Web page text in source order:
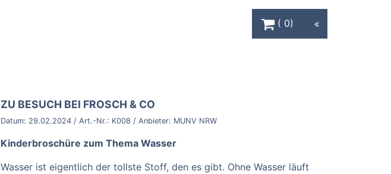
0
BROSCHÜRE:
ZU BESUCH BEI FROSCH & CO
Datum: 29.02.2024 / Art.-Nr.: K008 / Anbieter: MUNV NRW
Kinderbroschüre zum Thema Wasser
Wasser ist eigentlich der tollste Stoff, den es gibt. Ohne Wasser läuft